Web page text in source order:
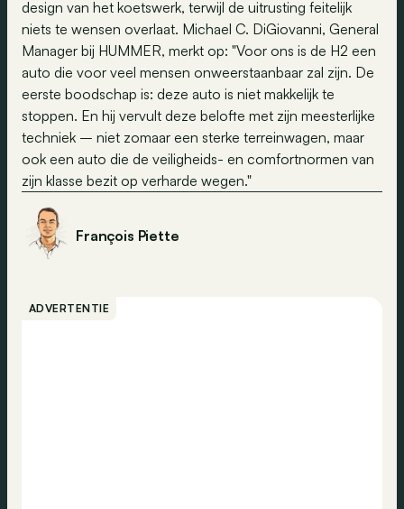
design van het koetswerk, terwijl de uitrusting feitelijk
niets te wensen overlaat. Michael C. DiGiovanni, General
Manager bij HUMMER, merkt op: "Voor ons is de H2 een
auto die voor veel mensen onweerstaanbaar zal zijn. De
eerste boodschap is: deze auto is niet makkelijk te
stoppen. En hij vervult deze belofte met zijn meesterlijke
techniek – niet zomaar een sterke terreinwagen, maar
ook een auto die de veiligheids- en comfortnormen van
zijn klasse bezit op verharde wegen."
François Piette
ADVERTENTIE